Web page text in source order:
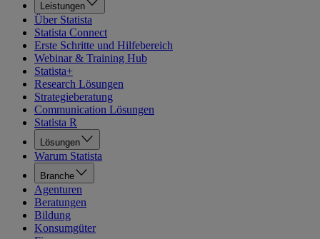
Leistungen
Über Statista
Statista Connect
Erste Schritte und Hilfebereich
Webinar & Training Hub
Statista+
Research Lösungen
Strategieberatung
Communication Lösungen
Statista R
Lösungen
Warum Statista
Branche
Agenturen
Beratungen
Bildung
Konsumgüter